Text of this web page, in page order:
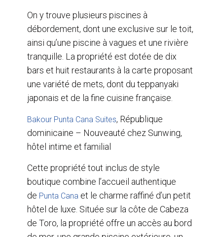
On y trouve plusieurs piscines à
débordement, dont une exclusive sur le toit,
ainsi qu’une piscine à vagues et une rivière
tranquille. La propriété est dotée de dix
bars et huit restaurants à la carte proposant
une variété de mets, dont du teppanyaki
japonais et de la fine cuisine française.
Bakour Punta Cana Suites, République
dominicaine – Nouveauté chez Sunwing,
hôtel intime et familial
Cette propriété tout inclus de style
boutique combine l’accueil authentique
de Punta Cana et le charme raffiné d’un petit
hôtel de luxe. Située sur la côte de Cabeza
de Toro, la propriété offre un accès au bord